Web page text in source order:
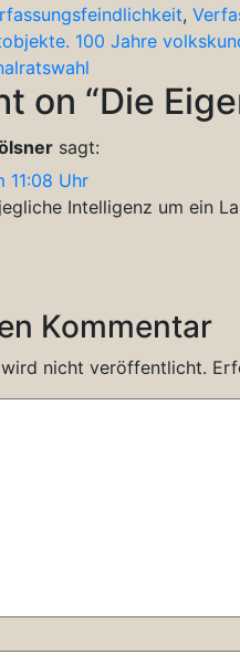
,
100 Jahre
on “Die
sagt:
11:08 Uhr
Intelligenz um ein
Kommentar
nicht veröffentlicht.